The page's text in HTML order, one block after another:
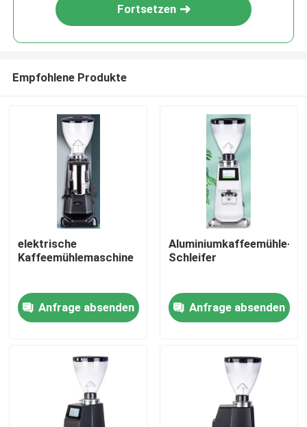
Haus
Fortsetzen
Empfohlene Produkte
elektrische
Kaffeemühlemaschine
Anfrage absenden
Aluminiumkaffeemühle-
Schleifer
Anfrage absenden